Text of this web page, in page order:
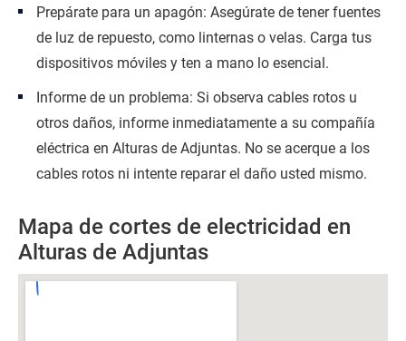
Prepárate para un apagón: Asegúrate de tener fuentes
de luz de repuesto, como linternas o velas. Carga tus
dispositivos móviles y ten a mano lo esencial.
Informe de un problema: Si observa cables rotos u
otros daños, informe inmediatamente a su compañía
eléctrica en Alturas de Adjuntas. No se acerque a los
cables rotos ni intente reparar el daño usted mismo.
Mapa de cortes de electricidad en
Alturas de Adjuntas